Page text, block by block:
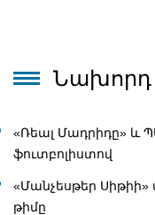
Նախորդ
«Ռեալ Մադրիդը» և
ֆուտբոլիստով
«Մանչեսթեր Սիթիի»
թիմը